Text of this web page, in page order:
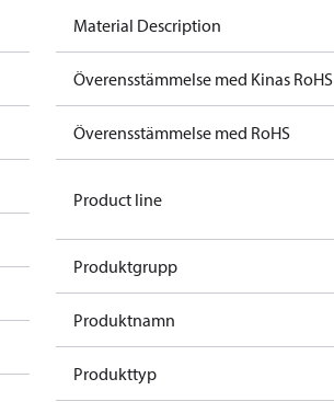
Material Description
Överensstämmelse med Kinas RoHS
Överensstämmelse med RoHS
Product line
Produktgrupp
Produktnamn
Produkttyp